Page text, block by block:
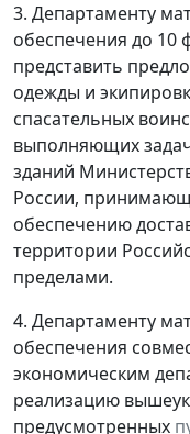
3. Департаменту
обеспечения до 10
представить
одежды и
спасательных
выполняющих
зданий
России,
обеспечению
территории
пределами.
4. Департаменту
обеспечения
экономическим
реализацию
предусмотренных